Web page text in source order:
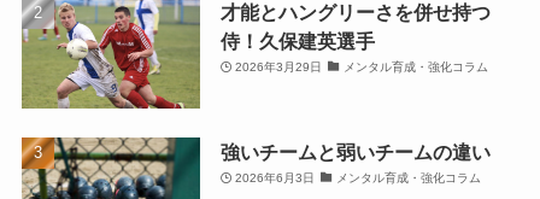
才能とハングリーさを併せ持つ
侍！久保建英選手
2026年3月29日 メンタル育成・強化コラム
強いチームと弱いチームの違い
2026年6月3日 メンタル育成・強化コラム